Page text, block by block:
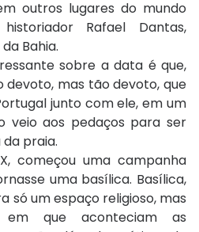
outros lugares do mundo
Rafael Dantas,
Bahia.
sobre a data é que,
devoto, mas tão devoto, que
junto com ele, em um
veio aos pedaços para ser
praia.
começou uma campanha
uma basílica. Basílica,
só um espaço religioso, mas
que aconteciam as